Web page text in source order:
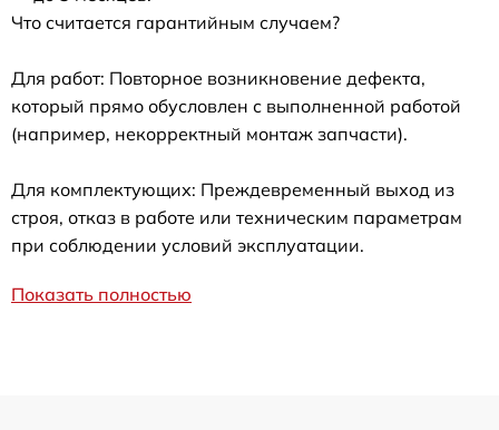
Что считается гарантийным случаем?
Для работ: Повторное возникновение дефекта,
который прямо обусловлен с выполненной работой
(например, некорректный монтаж запчасти).
Для комплектующих: Преждевременный выход из
строя, отказ в работе или техническим параметрам
при соблюдении условий эксплуатации.
Показать полностью